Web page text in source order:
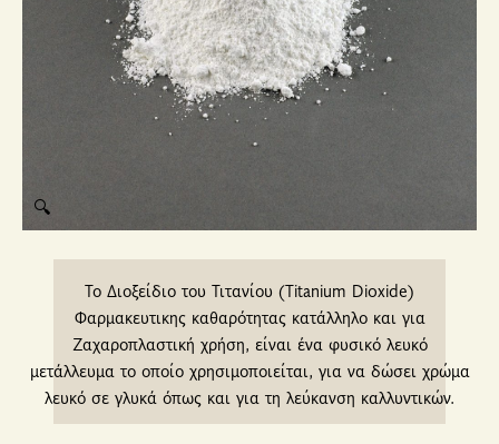
🔍
Το Διοξείδιο του Τιτανίου (Titanium Dioxide)
Φαρμακευτικης καθαρότητας κατάλληλο και για
Ζαχαροπλαστική χρήση, είναι ένα φυσικό λευκό
μετάλλευμα το οποίο χρησιμοποιείται, για να δώσει χρώμα
λευκό σε γλυκά όπως και για τη λεύκανση καλλυντικών.